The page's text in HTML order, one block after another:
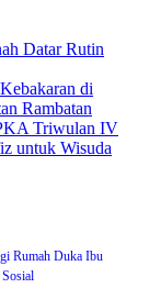
Datar Rutin
di
Rambatan
Triwulan IV
untuk Wisuda
Rumah Duka Ibu